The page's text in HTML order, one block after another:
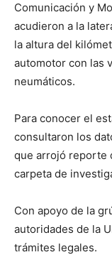
Comunicación y
acudieron a la
la altura del
automotor con las
neumáticos.
Para conocer el
consultaron los
que arrojó reporte
carpeta de
Con apoyo de la
autoridades de la
trámites legales.